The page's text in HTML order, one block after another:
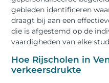
gebieden identificeren
draagt bij aan een
die is afgestemd op de
vaardigheden van elke
Hoe Rijscholen in
verkeersdrukte